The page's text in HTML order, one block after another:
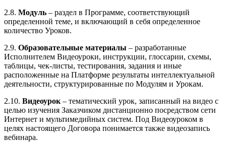
2.8. Модуль – раздел в Программе, соответствующий
определенной теме, и включающий в себя определенное
количество Уроков.
2.9. Образовательные материалы – разработанные
Исполнителем Видеоуроки, инструкции, глоссарии, схемы,
таблицы, чек-листы, тестирования, задания и иные
расположенные на Платформе результаты интеллектуальной
деятельности, структурированные по Модулям и Урокам.
2.10. Видеоурок – тематический урок, записанный на видео с
целью изучения Заказчиком дистанционно посредством сети
Интернет и мультимедийных систем. Под Видеоуроком в
целях настоящего Договора понимается также видеозапись
вебинара.